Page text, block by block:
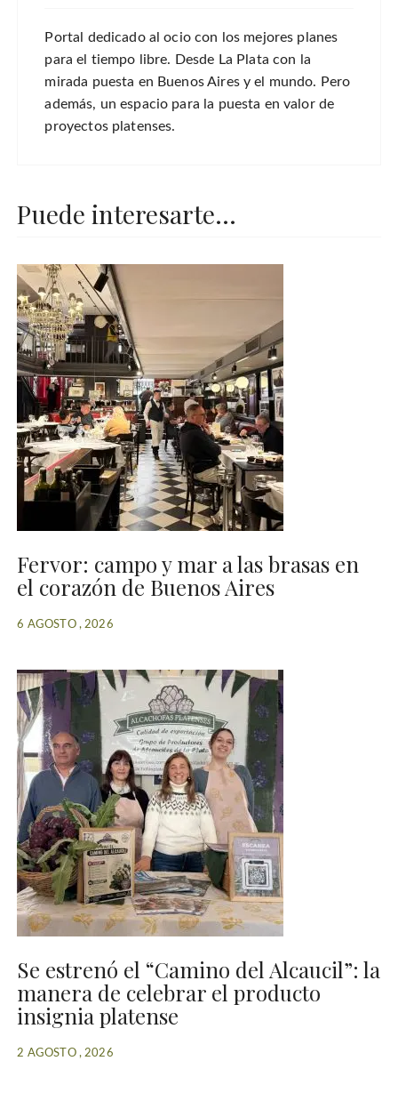
Portal dedicado al ocio con los mejores planes
para el tiempo libre. Desde La Plata con la
mirada puesta en Buenos Aires y el mundo. Pero
además, un espacio para la puesta en valor de
proyectos platenses.
Puede interesarte...
Fervor: campo y mar a las brasas en
el corazón de Buenos Aires
6 AGOSTO , 2026
Se estrenó el “Camino del Alcaucil”: la
manera de celebrar el producto
insignia platense
2 AGOSTO , 2026